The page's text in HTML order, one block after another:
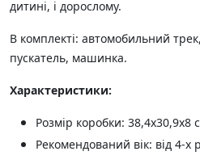
дитині, і дорослому.
В комплекті: автомобильний трек,
пускатель, машинка.
Характеристики:
Розмір коробки: 38,4х30,9х8
Рекомендований вік: від 4-х